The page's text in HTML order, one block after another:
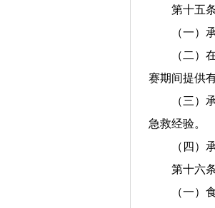
第十五
（一）
（二）
赛期间提供
（三）
急救经验。
（四）
第十六
（一）